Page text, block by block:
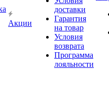
Акции
доставки
Гарантия
на товар
Условия
возврата
Программа
лояльности